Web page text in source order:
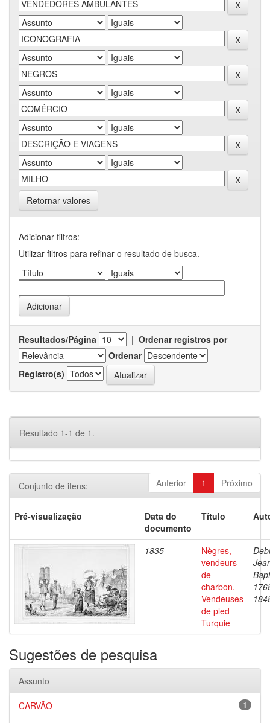
Retornar valores
Adicionar filtros:
Utilizar filtros para refinar o resultado de busca.
Resultados/Página | Ordenar registros por
Ordenar
Registro(s)
Resultado 1-1 de 1.
Anterior 1 Próximo
Conjunto de itens:
Pré-visualização
Data do
documento
Título
1835
Nègres,
vendeurs
de
charbon.
Vendeuses
de pled
Turquie
Sugestões de pesquisa
Assunto
1
CARVÃO